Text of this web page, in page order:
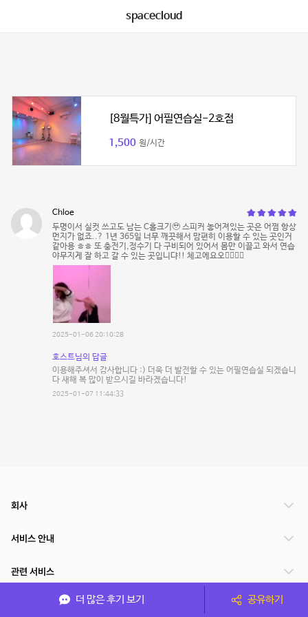
spacecloud
[8월특가] 어필연습실-2호점
1,500 원/시간
Chloe
두명이서 실컷 쓰고도 남는 C홀크기🥹 스피커 놓어져있는 곳은 어쩜 항상
먼지가 없죠..? 1년 365일 너무 깨끗해서 맘편히 이용할 수 있는 곳인거
같아용 ㅎㅎ 또 충전기,정수기 다 구비되어 있어서 몸만 이끌고 와서 연습
야무지게 잘 하고 갈 수 있는 곳입니댜!! 체고에요오👍🏻👍🏻
2025-01-06 20:10:28
호스트님의 답글
이용해주셔서 감사합니다 :) 더욱 더 발전할 수 있는 어필연습실 되겠습니
다 새해 복 많이 받으시길 바라겠습니다!
2025-01-07 11:44:33
더 많은 후기 보기 공유하기
회사
서비스 안내
관련 서비스